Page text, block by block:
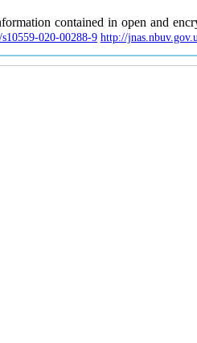
contained in open and
020-00288-9 http://